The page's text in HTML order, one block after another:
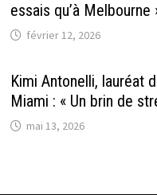
essais qu’à Melbourne
février 12, 2026
Kimi Antonelli, lauréat
Miami : « Un brin de
mai 13, 2026